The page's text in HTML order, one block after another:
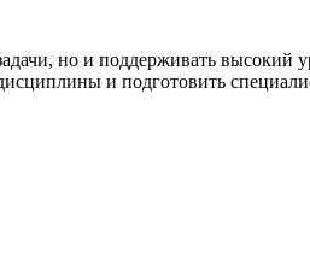
но и поддерживать высокий
и подготовить